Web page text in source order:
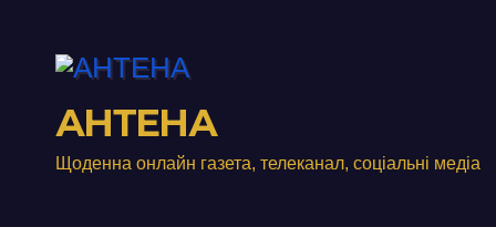
АНТЕНА
Щоденна онлайн газета, телеканал, соціальні медіа